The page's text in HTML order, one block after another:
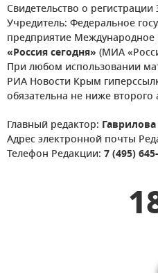
Свидетельство о
Учредитель: Федеральное
предприятие
«Россия сегодня» (МИА
При любом использовании
РИА Новости Крым
обязательна не ниже второго
Главный редактор:
Адрес электронной почты
Телефон Редакции: 7 (495)